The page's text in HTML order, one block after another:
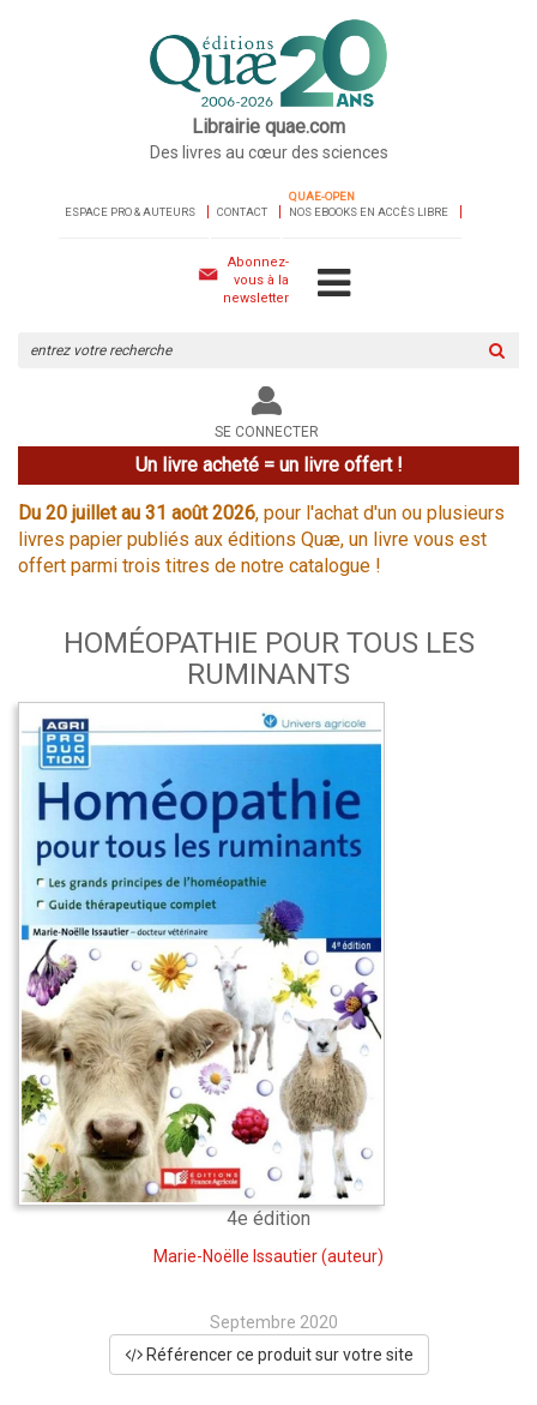
Librairie quae.com
Des livres au cœur des sciences
ESPACE PRO & AUTEURS CONTACT
QUAE-OPEN
NOS EBOOKS EN ACCÈS LIBRE
Abonnez-
vous à la
newsletter
le
site
SE CONNECTER
Un livre acheté = un livre offert !
Du 20 juillet au 31 août 2026, pour l'achat d'un ou plusieurs
livres papier publiés aux éditions Quæ, un livre vous est
offert parmi trois titres de notre catalogue !
HOMÉOPATHIE POUR TOUS LES
RUMINANTS
4e édition
Marie-Noëlle Issautier(auteur)
Septembre 2020
Référencer ce produit sur votre site